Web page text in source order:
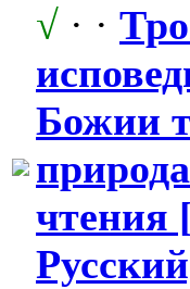
√ · ·
Божии
чтения